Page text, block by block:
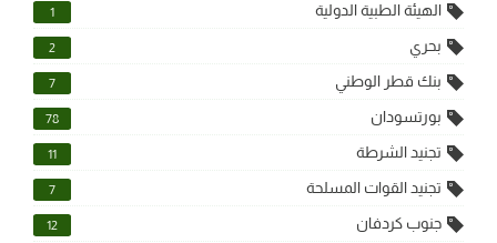
الهيئة الطبية الدولية 1
بحري 2
بنك قطر الوطني 7
بورتسودان 78
تجنيد الشرطة 11
تجنيد القوات المسلحة 7
جنوب كردفان 12